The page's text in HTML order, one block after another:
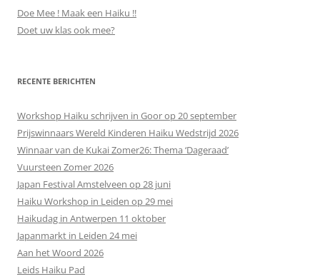
Doe Mee ! Maak een Haiku !!
Doet uw klas ook mee?
RECENTE BERICHTEN
Workshop Haiku schrijven in Goor op 20 september
Prijswinnaars Wereld Kinderen Haiku Wedstrijd 2026
Winnaar van de Kukai Zomer26: Thema ‘Dageraad’
Vuursteen Zomer 2026
Japan Festival Amstelveen op 28 juni
Haiku Workshop in Leiden op 29 mei
Haikudag in Antwerpen 11 oktober
Japanmarkt in Leiden 24 mei
Aan het Woord 2026
Leids Haiku Pad